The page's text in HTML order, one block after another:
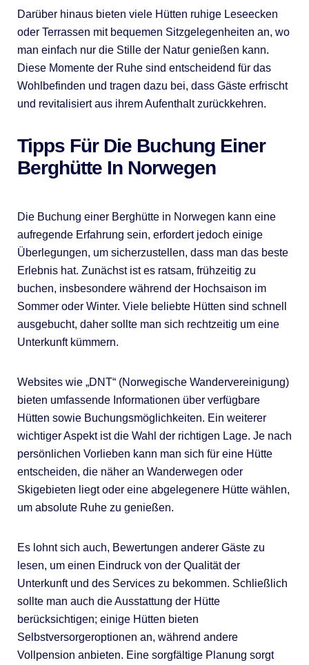
Darüber hinaus bieten viele Hütten ruhige Leseecken
oder Terrassen mit bequemen Sitzgelegenheiten an, wo
man einfach nur die Stille der Natur genießen kann.
Diese Momente der Ruhe sind entscheidend für das
Wohlbefinden und tragen dazu bei, dass Gäste erfrischt
und revitalisiert aus ihrem Aufenthalt zurückkehren.
Tipps Für Die Buchung Einer
Berghütte In Norwegen
Die Buchung einer Berghütte in Norwegen kann eine
aufregende Erfahrung sein, erfordert jedoch einige
Überlegungen, um sicherzustellen, dass man das beste
Erlebnis hat. Zunächst ist es ratsam, frühzeitig zu
buchen, insbesondere während der Hochsaison im
Sommer oder Winter. Viele beliebte Hütten sind schnell
ausgebucht, daher sollte man sich rechtzeitig um eine
Unterkunft kümmern.
Websites wie „DNT“ (Norwegische Wandervereinigung)
bieten umfassende Informationen über verfügbare
Hütten sowie Buchungsmöglichkeiten. Ein weiterer
wichtiger Aspekt ist die Wahl der richtigen Lage. Je nach
persönlichen Vorlieben kann man sich für eine Hütte
entscheiden, die näher an Wanderwegen oder
Skigebieten liegt oder eine abgelegenere Hütte wählen,
um absolute Ruhe zu genießen.
Es lohnt sich auch, Bewertungen anderer Gäste zu
lesen, um einen Eindruck von der Qualität der
Unterkunft und des Services zu bekommen. Schließlich
sollte man auch die Ausstattung der Hütte
berücksichtigen; einige Hütten bieten
Selbstversorgeroptionen an, während andere
Vollpension anbieten. Eine sorgfältige Planung sorgt